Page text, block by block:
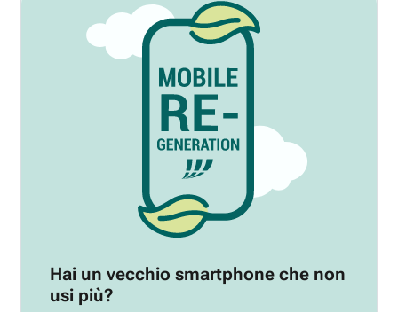
Hai un vecchio smartphone che non
usi più?